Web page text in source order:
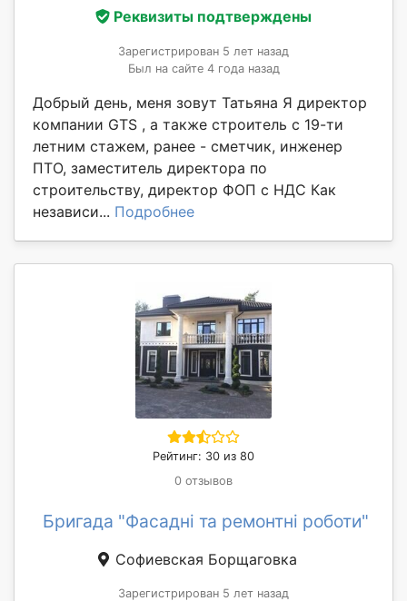
Реквизиты подтверждены
Зарегистрирован 5 лет назад
Был на сайте 4 года назад
Добрый день, меня зовут Татьяна Я директор
компании GTS , а также строитель с 19-ти
летним стажем, ранее - сметчик, инженер
ПТО, заместитель директора по
строительству, директор ФОП с НДС Как
независи... Подробнее
Рейтинг: 30 из 80
0 отзывов
Бригада "Фасадні та ремонтні роботи"
Софиевская Борщаговка
Зарегистрирован 5 лет назад